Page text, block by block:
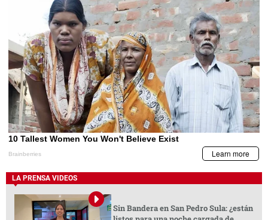
LA PRENSA VIDEOS
Sin Bandera en San Pedro Sula: ¿están